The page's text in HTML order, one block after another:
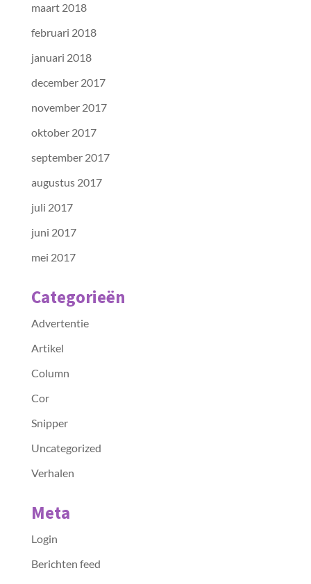
maart 2018
februari 2018
januari 2018
december 2017
november 2017
oktober 2017
september 2017
augustus 2017
juli 2017
juni 2017
mei 2017
Categorieën
Advertentie
Artikel
Column
Cor
Snipper
Uncategorized
Verhalen
Meta
Login
Berichten feed